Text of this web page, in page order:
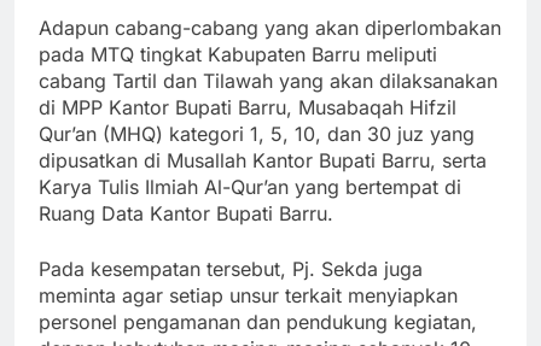
Adapun cabang-cabang yang akan diperlombakan
pada MTQ tingkat Kabupaten Barru meliputi
cabang Tartil dan Tilawah yang akan dilaksanakan
di MPP Kantor Bupati Barru, Musabaqah Hifzil
Qur’an (MHQ) kategori 1, 5, 10, dan 30 juz yang
dipusatkan di Musallah Kantor Bupati Barru, serta
Karya Tulis Ilmiah Al-Qur’an yang bertempat di
Ruang Data Kantor Bupati Barru.
Pada kesempatan tersebut, Pj. Sekda juga
meminta agar setiap unsur terkait menyiapkan
personel pengamanan dan pendukung kegiatan,